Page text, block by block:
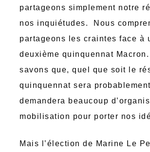
partageons simplement notre
nos inquiétudes. Nous
partageons les craintes face à
deuxième quinquennat
savons que, quel que soit le
quinquennat sera
demandera beaucoup
mobilisation pour porter nos
Mais l’élection de Marine Le